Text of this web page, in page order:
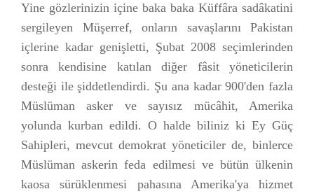
Yine gözlerinizin içine baka baka Küffâra sadâkatini
sergileyen Müşerref, onların savaşlarını Pakistan
içlerine kadar genişletti, Şubat 2008 seçimlerinden
sonra kendisine katılan diğer fâsit yöneticilerin
desteği ile şiddetlendirdi. Şu ana kadar 900'den fazla
Müslüman asker ve sayısız mücâhit, Amerika
yolunda kurban edildi. O halde biliniz ki Ey Güç
Sahipleri, mevcut demokrat yöneticiler de, binlerce
Müslüman askerin feda edilmesi ve bütün ülkenin
kaosa sürüklenmesi pahasına Amerika'ya hizmet